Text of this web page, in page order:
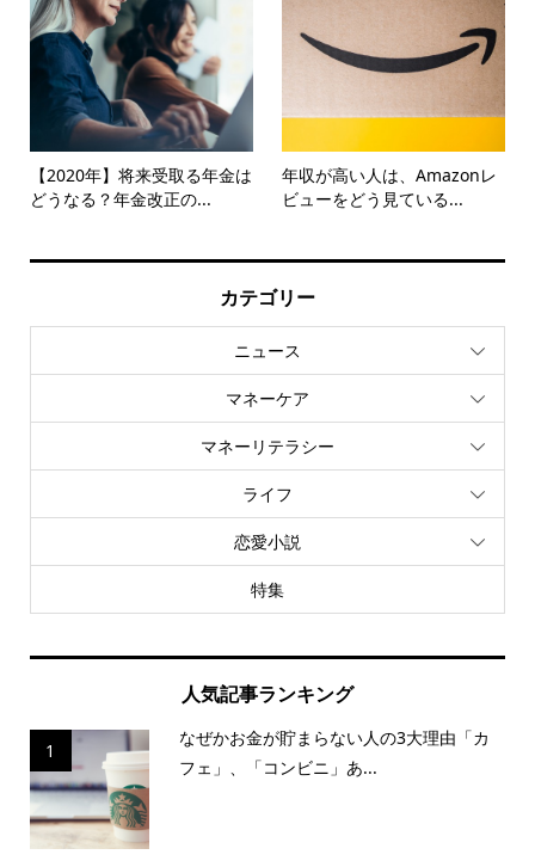
【2020年】将来受取る年金は
どうなる？年金改正の...
年収が高い人は、Amazonレ
ビューをどう見ている...
カテゴリー
ニュース
マネーケア
マネーリテラシー
ライフ
恋愛小説
特集
人気記事ランキング
1
なぜかお金が貯まらない人の3大理由「カ
フェ」、「コンビニ」あ...